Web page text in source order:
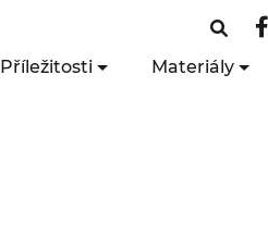
Příležitosti Materiály